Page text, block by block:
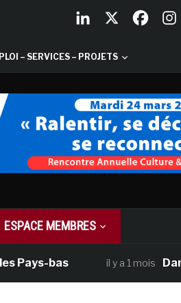
– SERVICES – PROJETS
ESPACE MEMBRES
bas il y a 1 mois Dans le